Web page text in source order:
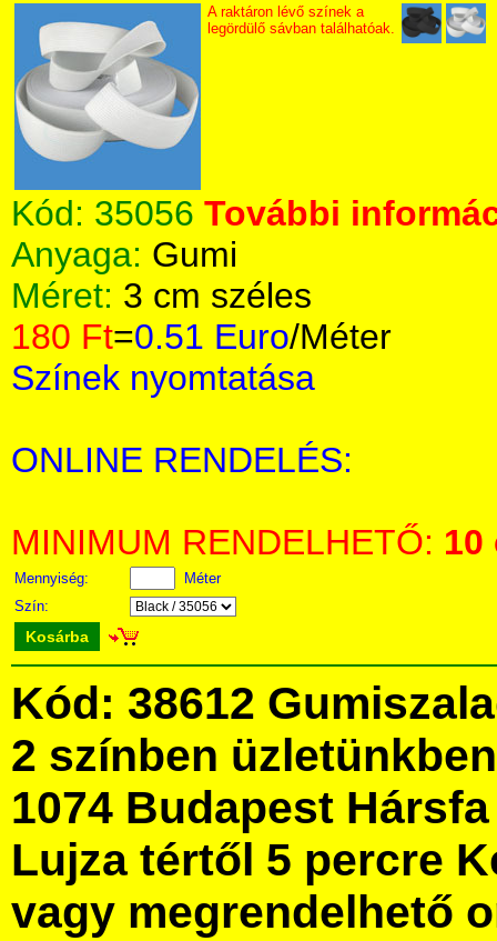
A raktáron lévő színek a
legördülő sávban találhatóak.
Kód: 35056 További
Anyaga: Gumi
Méret: 3 cm széles
180 Ft=0.51 Euro/Méter
Színek nyomtatása
ONLINE RENDELÉS:
MINIMUM RENDELHETŐ: 10
Mennyiség:
Méter
Szín:
Kosárba
Kód: 38612
2 színben
1074 Budapest
Lujza tértől 5 percre
vagy megrendelhető